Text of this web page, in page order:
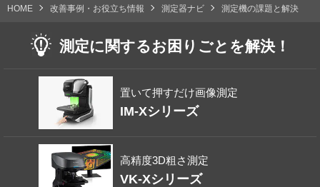
HOME 改善事例・お役立ち情報 測定器ナビ 測定機の課題と解決
測定に関するお困りごとを解決！
置いて押すだけ画像測定
IM-Xシリーズ
高精度3D粗さ測定
VK-Xシリーズ